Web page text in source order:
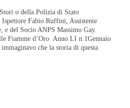
o della Polizia di Stato
Fabio Ruffini, Assistente
e del Socio ANPS Massimo Gay.
Fiamme d’Oro Anno LI n.1Gennaio
che la storia di questa